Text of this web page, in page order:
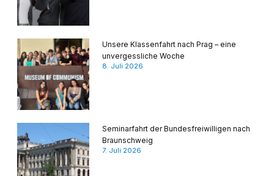
Unsere Klassenfahrt nach Prag – eine
unvergessliche Woche
8. Juli 2026
Seminarfahrt der Bundesfreiwilligen nach
Braunschweig
7. Juli 2026